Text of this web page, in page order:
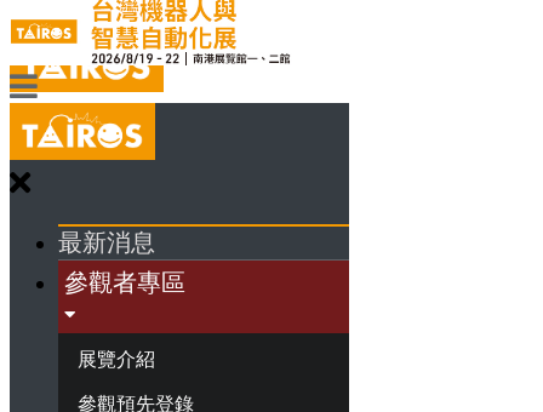
最新消息
參觀者專區
展覽介紹
參觀預先登錄